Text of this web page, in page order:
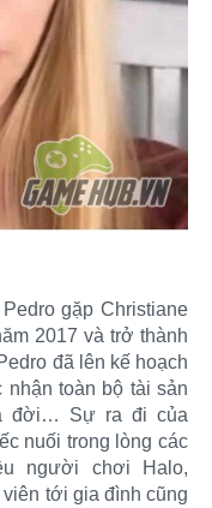
gặp Christiane
2017 và trở thành
đã lên kế hoạch
toàn bộ tài sản
đời… Sự ra đi của
nuối trong lòng các
người chơi Halo,
tới gia đình cũng